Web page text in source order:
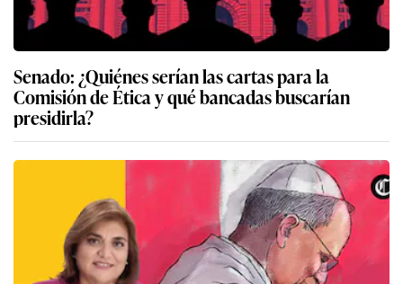
Senado: ¿Quiénes serían las cartas para la
Comisión de Ética y qué bancadas buscarían
presidirla?